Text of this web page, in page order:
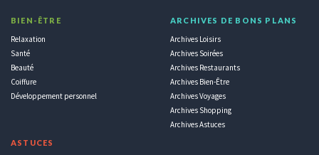
BIEN-ÊTRE
Relaxation
Santé
Beauté
Coiffure
Développement personnel
ASTUCES
ARCHIVES DE BONS PLANS
Archives Loisirs
Archives Soirées
Archives Restaurants
Archives Bien-Être
Archives Voyages
Archives Shopping
Archives Astuces